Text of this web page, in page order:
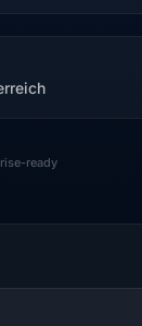
ready